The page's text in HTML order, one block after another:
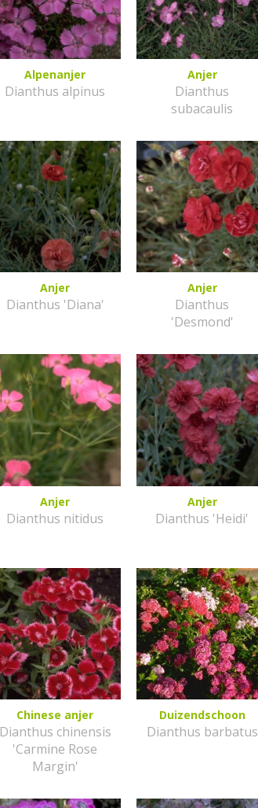
Alpenanjer
Dianthus alpinus
Anjer
Dianthus
subacaulis
Anjer
Dianthus 'Diana'
Anjer
Dianthus
'Desmond'
Anjer
Dianthus nitidus
Anjer
Dianthus 'Heidi'
Chinese anjer
Dianthus chinensis
'Carmine Rose
Margin'
Duizendschoon
Dianthus barbatus